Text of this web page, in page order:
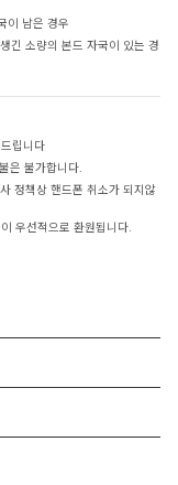
이 남은 경우
긴 소량의 본드 자국이 있는 경
립니다
은 불가합니다.
정책상 핸드폰 취소가 되지않
우선적으로 환원됩니다.